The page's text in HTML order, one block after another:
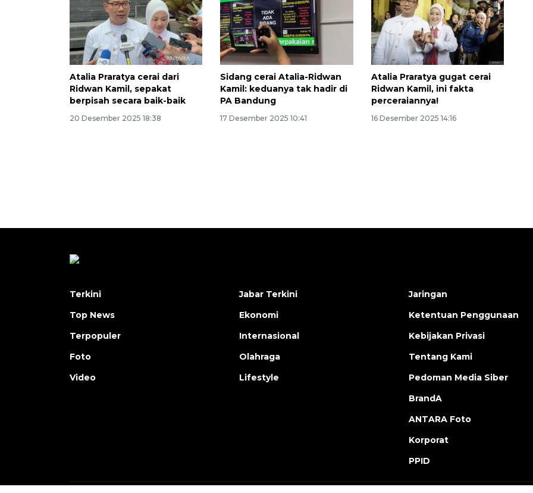
Atalia Praratya cerai dari
Ridwan Kamil, sepakat
berpisah secara baik-baik
20 Desember 2025 18:38
Sidang cerai Atalia-Ridwan
Kamil: keduanya tak hadir di
PA Bandung
17 Desember 2025 10:41
Atalia Praratya gugat cerai
Ridwan Kamil, ini fakta
perceraiannya!
16 Desember 2025 14:16
160 ribu sambungan baru
Terkini
Top News
Terpopuler
Foto
Video
Jabar Terkini
Ekonomi
Internasional
Olahraga
Lifestyle
Jaringan
Ketentuan Penggunaan
Kebijakan Privasi
Tentang Kami
Pedoman Media Siber
BrandA
ANTARA Foto
Korporat
PPID